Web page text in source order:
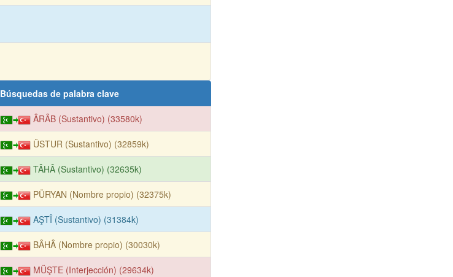
Búsquedas de palabra clave
ÂRÂB (Sustantivo) (33580k)
ÜSTUR (Sustantivo) (32859k)
TÂHÂ (Sustantivo) (32635k)
PÜRYAN (Nombre propio) (32375k)
AŞTÎ (Sustantivo) (31384k)
BÂHÂ (Nombre propio) (30030k)
MÜŞTE (Interjección) (29634k)